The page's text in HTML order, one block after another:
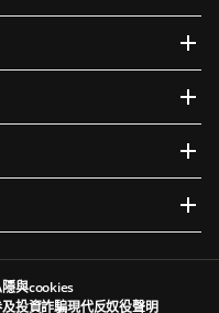
與cookies
投資詐騙現代反奴役聲明